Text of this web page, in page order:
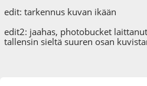
edit: tarkennus kuvan ikään
edit2: jaahas, photobucket
tallensin sieltä suuren osan